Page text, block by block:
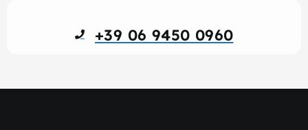
+39 06 9450 0960